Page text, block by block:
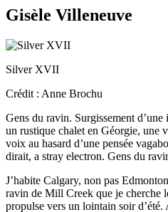
Gisèle Villeneuve
Silver XVII
Crédit : Anne Brochu
Gens du ravin. Surgissement d’une
un rustique chalet en Géorgie, une
voix au hasard d’une pensée
dirait, a stray electron. Gens du
J’habite Calgary, non pas
ravin de Mill Creek que je cherche
propulse vers un lointain soir d’été.